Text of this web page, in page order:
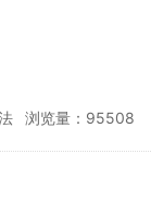
浏览量：95508